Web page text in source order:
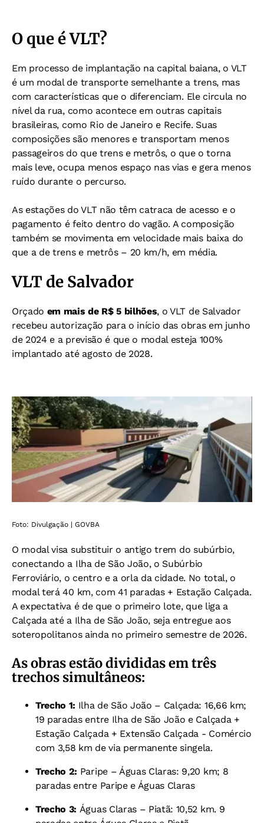
O que é VLT?
Em processo de implantação na capital baiana, o VLT
é um modal de transporte semelhante a trens, mas
com características que o diferenciam. Ele circula no
nível da rua, como acontece em outras capitais
brasileiras, como Rio de Janeiro e Recife. Suas
composições são menores e transportam menos
passageiros do que trens e metrôs, o que o torna
mais leve, ocupa menos espaço nas vias e gera menos
ruído durante o percurso.
As estações do VLT não têm catraca de acesso e o
pagamento é feito dentro do vagão. A composição
também se movimenta em velocidade mais baixa do
que a de trens e metrôs – 20 km/h, em média.
VLT de Salvador
Orçado em mais de R$ 5 bilhões, o VLT de Salvador
recebeu autorização para o início das obras em junho
de 2024 e a previsão é que o modal esteja 100%
implantado até agosto de 2028.
Foto: Divulgação | GOVBA
O modal visa substituir o antigo trem do subúrbio,
conectando a Ilha de São João, o Subúrbio
Ferroviário, o centro e a orla da cidade. No total, o
modal terá 40 km, com 41 paradas + Estação Calçada.
A expectativa é de que o primeiro lote, que liga a
Calçada até a Ilha de São João, seja entregue aos
soteropolitanos ainda no primeiro semestre de 2026.
As obras estão divididas em três
trechos simultâneos:
Trecho 1: Ilha de São João – Calçada: 16,66 km;
19 paradas entre Ilha de São João e Calçada +
Estação Calçada + Extensão Calçada - Comércio
com 3,58 km de via permanente singela.
Trecho 2: Paripe – Águas Claras: 9,20 km; 8
paradas entre Paripe e Águas Claras
Trecho 3: Águas Claras – Piatã: 10,52 km. 9